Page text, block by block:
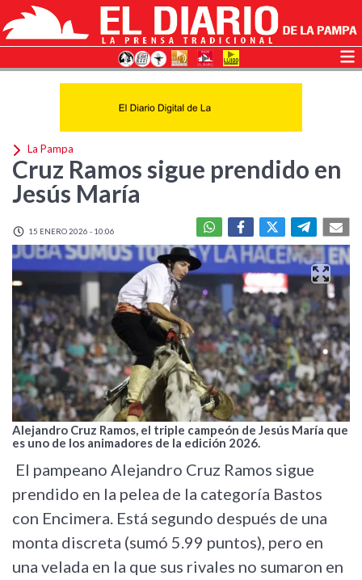
La Pampa
Cruz Ramos sigue prendido en
Jesús María
15 ENERO 2026 - 10:06
Alejandro Cruz Ramos, el triple campeón de Jesús María que
es uno de los animadores de la edición 2026.
El pampeano Alejandro Cruz Ramos sigue
prendido en la pelea de la categoría Bastos
con Encimera. Está segundo después de una
monta discreta (sumó 5.99 puntos), pero en
una velada en la que sus rivales no sumaron en